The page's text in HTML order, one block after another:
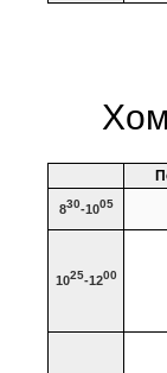
830-1005
1025-1200